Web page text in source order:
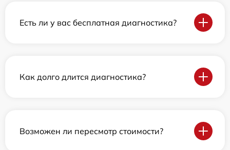
Есть ли у вас бесплатная диагностика?
Как долго длится диагностика?
Возможен ли пересмотр стоимости?